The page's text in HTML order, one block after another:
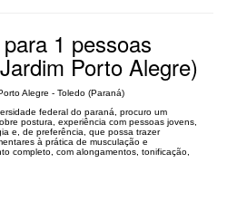
1 pessoas
Porto Alegre)
Alegre - Toledo (Paraná)
federal do paraná, procuro um
postura, experiência com pessoas jovens,
e, de preferência, que possa trazer
à prática de musculação e
completo, com alongamentos, tonificação,